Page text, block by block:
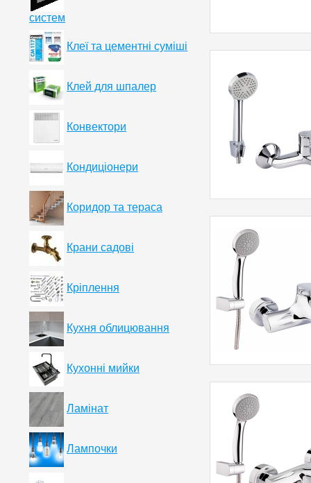
систем
Клеї та цементні суміші
Клей для шпалер
Конвектори
Кондиціонери
Коридор та тераса
Крани садові
Кріплення
Кухня облицювання
Кухонні мийки
Ламінат
Лампочки